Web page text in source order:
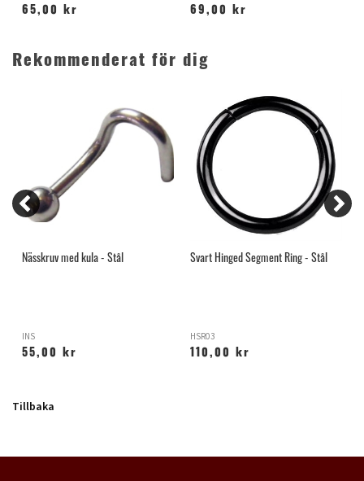
65,00 kr
69,00 kr
Rekommenderat för dig
Nässkruv med kula - Stål
INS
55,00 kr
Svart Hinged Segment Ring - Stål
HSR03
110,00 kr
Tillbaka